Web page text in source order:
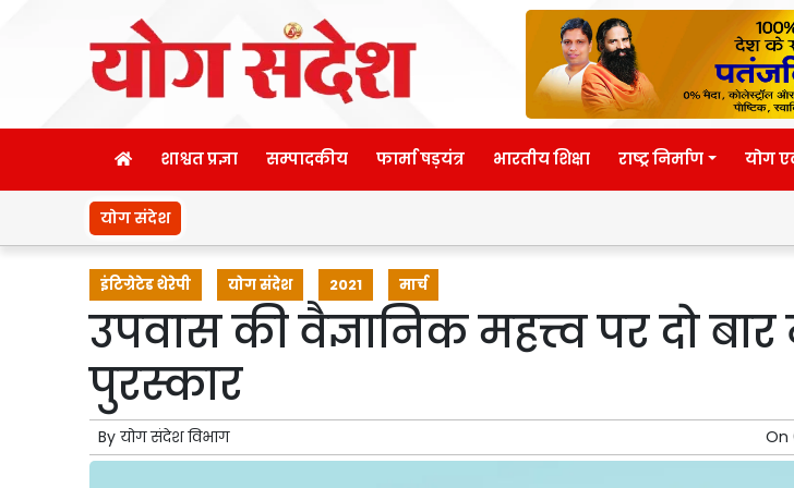
शाश्वत प्रज्ञा सम्पादकीय फार्मा षड़यंत्र भारतीय शिक्षा राष्ट्र निर्माण योग
योग संदेश
इंटिग्रेटेड थेरेपी योग संदेश 2021 मार्च
उपवास की वैज्ञानिक महत्त्व पर दो
पुरस्कार
By योग संदेश विभाग On